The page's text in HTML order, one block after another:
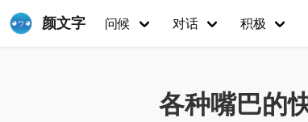
颜文字 问候 对话 积极
各种嘴巴的